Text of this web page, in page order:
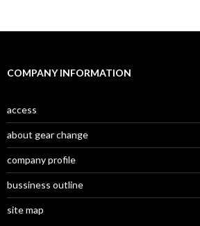
s
COMPANY INFORMATION
access
about gear change
company profile
bussiness outline
site map